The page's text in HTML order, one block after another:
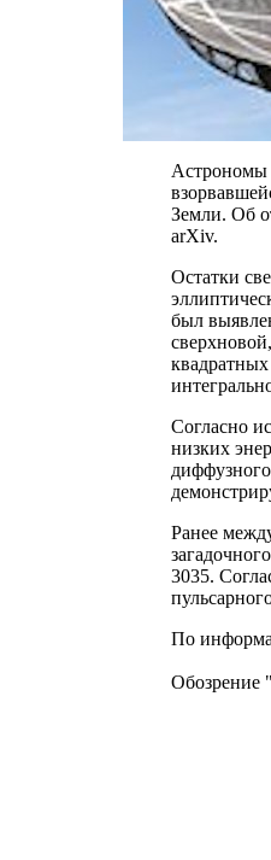
Астрономы
Земли. Об
arXiv.
Остатки
был
Согласно
низких
Ранее
3035.
По
Обозрение